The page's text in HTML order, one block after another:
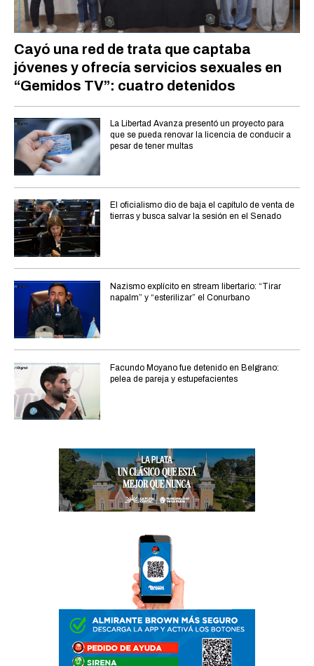
Cayó una red de trata que captaba
jóvenes y ofrecía servicios sexuales en
“Gemidos TV”: cuatro detenidos
La Libertad Avanza presentó un proyecto para
que se pueda renovar la licencia de conducir a
pesar de tener multas
El oficialismo dio de baja el capítulo de venta de
tierras y busca salvar la sesión en el Senado
Nazismo explícito en stream libertario: “Tirar
napalm” y “esterilizar” el Conurbano
Facundo Moyano fue detenido en Belgrano:
pelea de pareja y estupefacientes